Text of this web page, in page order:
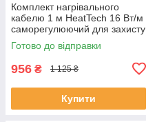
Комплект нагрівального
кабелю 1 м HeatTech 16 Вт/м
саморегулюючий для захисту
водопроводу дахів труб
водостоку
Готово до відправки
956 ₴ 1 125 ₴
Купити